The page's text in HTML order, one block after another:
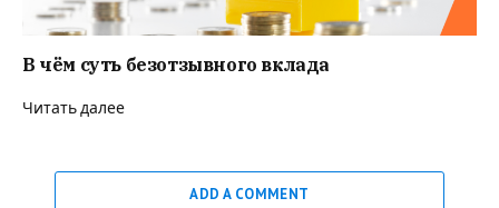
В чём суть безотзывного вклада
Читать далее
ADD A COMMENT